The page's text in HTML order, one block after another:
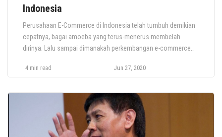
Indonesia
Perusahaan E-Commerce di Indonesia telah tumbuh demikian
cepatnya, bagai amoeba yang terus-menerus membelah
dirinya. Lalu sampai dimanakah perkembangan e-commerce
Pengertian E-commerce sendiri sebenarnya bukanlah wujud
beli yang memanfaatkan media elektronik. Kini mulai dari jalur
produksi hingga distribusi melibatkan e-commerce […]
4 min read Jun 27, 2020